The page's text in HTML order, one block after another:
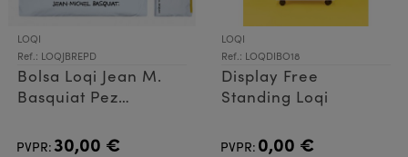
LOQI
Ref.: LOQJBREPD
Bolsa Loqi Jean M.
Basquiat Pez
PVPR:30,00 €
LOQI
Ref.: LOQDIBO18
Display Free
Standing Loqi
PVPR: 0,00 €